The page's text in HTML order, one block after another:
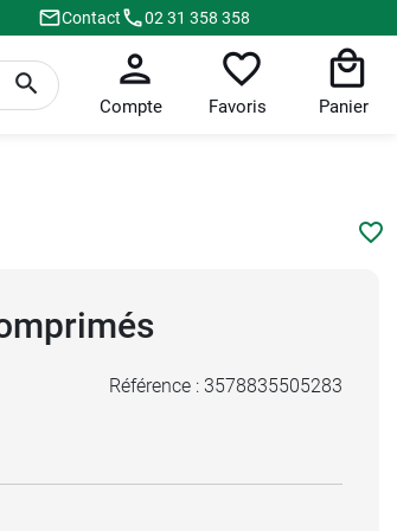
Contact 02 31 358 358
Compte Favoris Panier
Référence : 3578835505283